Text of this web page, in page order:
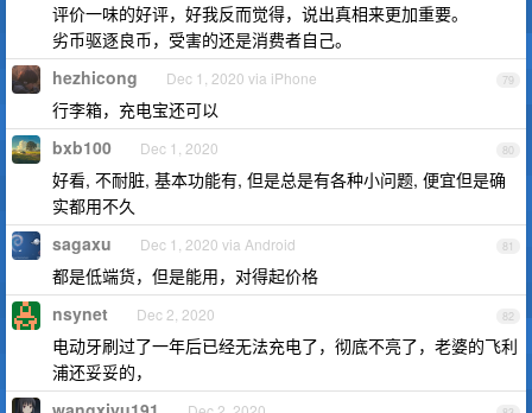
评价一味的好评，好我反而觉得，说出真相来更加重要。
劣币驱逐良币，受害的还是消费者自己。
79
hezhicong Dec 1, 2020 via iPhone
行李箱，充电宝还可以
80
bxb100 Dec 1, 2020
好看, 不耐脏, 基本功能有, 但是总是有各种小问题, 便宜但是确
实都用不久
81
sagaxu Dec 1, 2020 via Android
都是低端货，但是能用，对得起价格
82
nsynet Dec 2, 2020
电动牙刷过了一年后已经无法充电了，彻底不亮了，老婆的飞利
浦还妥妥的，